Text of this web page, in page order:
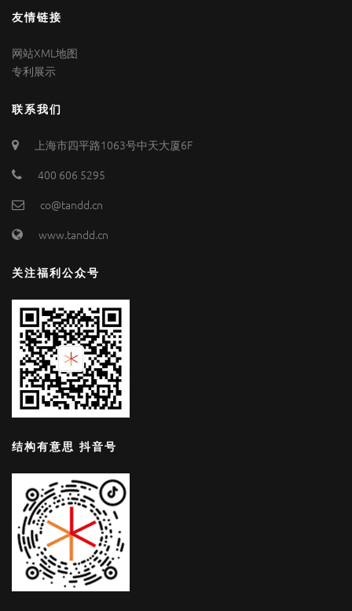
友情链接
网站XML地图
专利展示
联系我们
上海市四平路1063号中天大厦6F
400 606 5295
co@tandd.cn
www.tandd.cn
关注福利公众号
结构有意思 抖音号